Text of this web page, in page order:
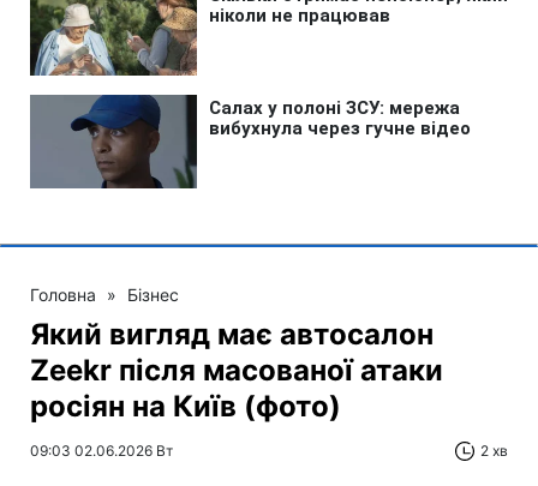
Головна » Бізнес
Який вигляд має автосалон
Zeekr після масованої атаки
росіян на Київ (фото)
09:03 02.06.2026 Вт 2 хв